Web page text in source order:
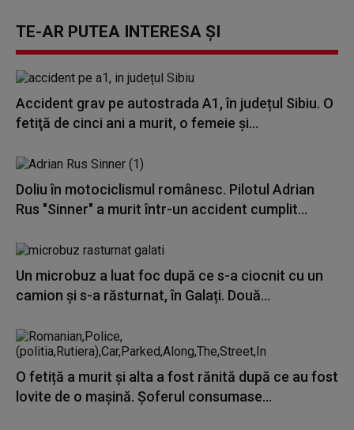
TE-AR PUTEA INTERESA ȘI
Accident grav pe autostrada A1, în județul Sibiu. O
fetiţă de cinci ani a murit, o femeie și...
Doliu în motociclismul românesc. Pilotul Adrian
Rus "Sinner" a murit într-un accident cumplit...
Un microbuz a luat foc după ce s-a ciocnit cu un
camion și s-a răsturnat, în Galați. Două...
O fetiță a murit și alta a fost rănită după ce au fost
lovite de o mașină. Şoferul consumase...